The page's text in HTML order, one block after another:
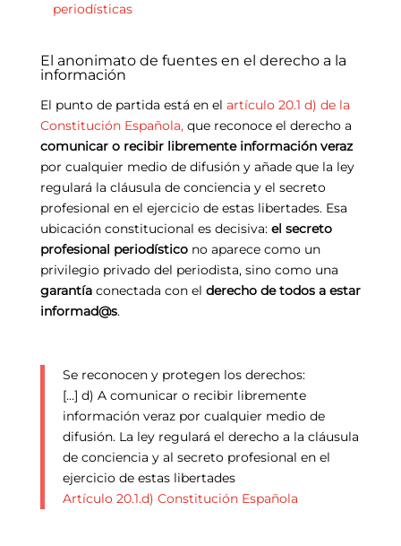
periodísticas
El anonimato de fuentes en el derecho a la
información
El punto de partida está en el artículo 20.1 d) de la
Constitución Española, que reconoce el derecho a
comunicar o recibir libremente información veraz
por cualquier medio de difusión y añade que la ley
regulará la cláusula de conciencia y el secreto
profesional en el ejercicio de estas libertades. Esa
ubicación constitucional es decisiva: el secreto
profesional periodísticono aparece como un
privilegio privado del periodista, sino como una
garantía conectada con el derecho de todos a estar
informad@s.
Se reconocen y protegen los derechos:
[…] d) A comunicar o recibir libremente
información veraz por cualquier medio de
difusión. La ley regulará el derecho a la cláusula
de conciencia y al secreto profesional en el
ejercicio de estas libertades
Artículo 20.1.d) Constitución Española